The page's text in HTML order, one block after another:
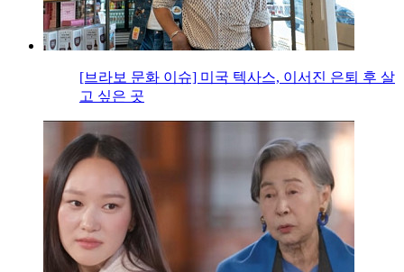
[브라보 문화 이슈] 미국 텍사스, 이서진 은퇴 후 살
고 싶은 곳